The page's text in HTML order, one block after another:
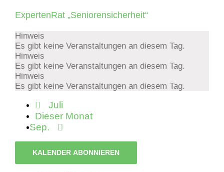
ExpertenRat „Seniorensicherheit“
Hinweis
Es gibt keine Veranstaltungen an diesem Tag.
Hinweis
Es gibt keine Veranstaltungen an diesem Tag.
Hinweis
Es gibt keine Veranstaltungen an diesem Tag.
Juli
Dieser Monat
Sep.
KALENDER ABONNIEREN